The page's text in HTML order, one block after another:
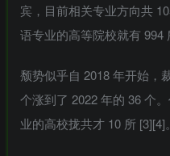
宾，目前相关专业方向共
语专业的高等院校就有 994
颓势似乎自 2018 年开始，
个涨到了 2022 年的 36 个
业的高校拢共才 10 所 [3][4]。